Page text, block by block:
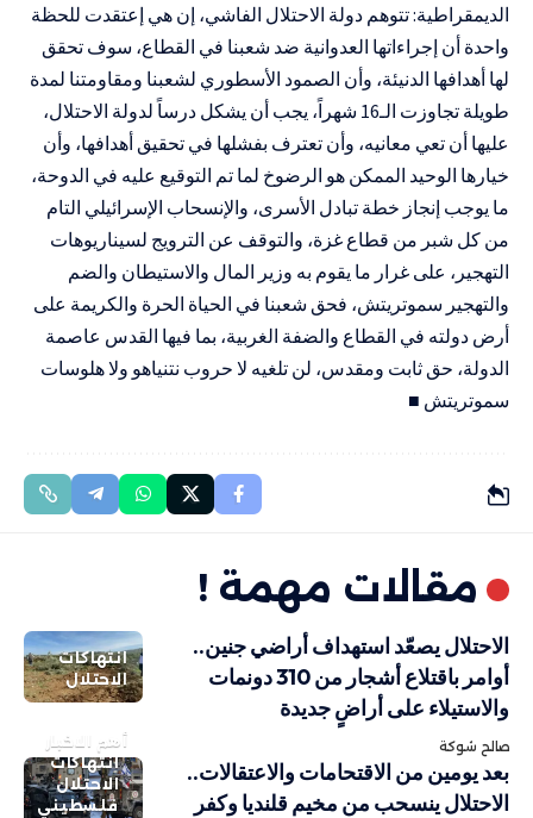
الديمقراطية: تتوهم دولة الاحتلال الفاشي، إن هي إعتقدت للحظة
واحدة أن إجراءاتها العدوانية ضد شعبنا في القطاع، سوف تحقق
لها أهدافها الدنيئة، وأن الصمود الأسطوري لشعبنا ومقاومتنا لمدة
طويلة تجاوزت الـ16 شهراً، يجب أن يشكل درساً لدولة الاحتلال،
عليها أن تعي معانيه، وأن تعترف بفشلها في تحقيق أهدافها، وأن
خيارها الوحيد الممكن هو الرضوخ لما تم التوقيع عليه في الدوحة،
ما يوجب إنجاز خطة تبادل الأسرى، والإنسحاب الإسرائيلي التام
من كل شبر من قطاع غزة، والتوقف عن الترويج لسيناريوهات
التهجير، على غرار ما يقوم به وزير المال والاستيطان والضم
والتهجير سموتريتش، فحق شعبنا في الحياة الحرة والكريمة على
أرض دولته في القطاع والضفة الغربية، بما فيها القدس عاصمة
الدولة، حق ثابت ومقدس، لن تلغيه لا حروب نتنياهو ولا هلوسات
سموتريتش ■
مقالات مهمة !
انتهاكات
الاحتلال
الاحتلال يصعّد استهداف أراضي جنين..
أوامر باقتلاع أشجار من 310 دونمات
والاستيلاء على أراضٍ جديدة
صالح شوكة
أهم الاخبار
انتهاكات
الاحتلال
فلسطيني
بعد يومين من الاقتحامات والاعتقالات..
الاحتلال ينسحب من مخيم قلنديا وكفر